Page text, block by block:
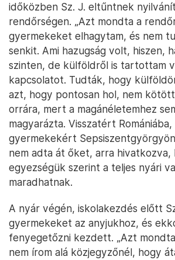
időközben Sz. J. eltűntnek
rendőrségen. „Azt mondta a
gyermekeket elhagytam, és nem
senkit. Ami hazugság volt, hiszen,
szinten, de külföldről is tartottam
kapcsolatot. Tudták, hogy
azt, hogy pontosan hol, nem
orrára, mert a magánéletemhez
magyarázta. Visszatért
gyermekekért
nem adta át őket, arra hivatkozva,
egyezségük szerint a teljes nyári
maradhatnak.
A nyár végén, iskolakezdés előtt
gyermekeket az anyjukhoz, és
fenyegetőzni kezdett. „Azt
nem írom alá közjegyzőnél, hogy